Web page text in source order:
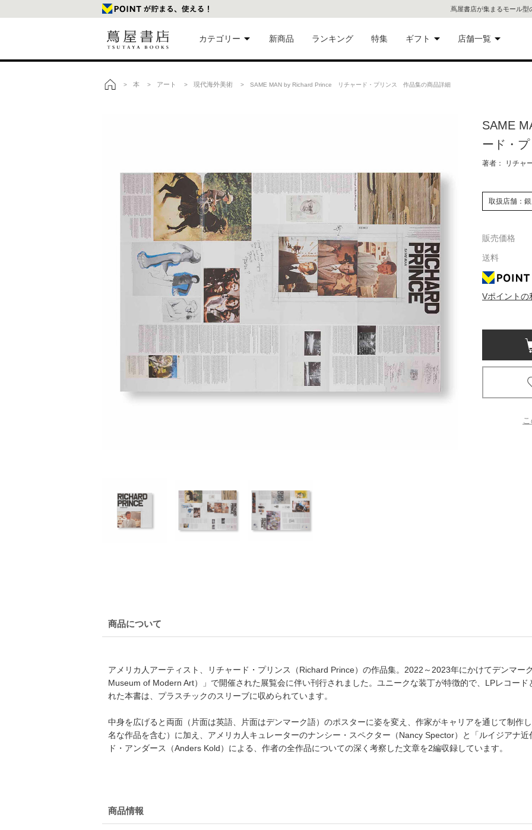
蔦屋書店が集まるモール型
カテゴリー
美術品
楽
雑貨
食品
新商品 ランキング 特集 ギフト
ギフトにおすすめ
店舗一覧
代官
屋書
書店
六本
京都
京都
> 本 > アート > 現代海外美術 > SAME MAN by Richard Prince リチャード・プリンス 作品集の商品詳細
SAME
ード・
著者： リチャ
取扱店舗：
販売価格
送料
Vポイントの
商品について
アメリカ人アーティスト、リチャード・プリンス（Richard Prince）の作品集。2022～2023年にかけてデンマー
Museum of Modern Art）」で開催された展覧会に伴い刊行されました。ユニークな装丁が特徴的で、LPレコー
れた本書は、プラスチックのスリーブに収められています。
中身を広げると両面（片面は英語、片面はデンマーク語）のポスターに姿を変え、作家がキャリアを通じて制作
名な作品を含む）に加え、アメリカ人キュレーターのナンシー・スペクター（Nancy Spector）と「ルイジアナ
ド・アンダース（Anders Kold）による、作者の全作品についての深く考察した文章を2編収録しています。
商品情報